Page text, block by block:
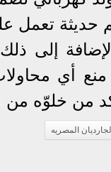
تعمل
إلى
منع أي
من خلوّه
الجارديان المصريه